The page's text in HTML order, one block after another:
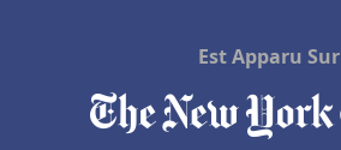
Est Apparu Sur